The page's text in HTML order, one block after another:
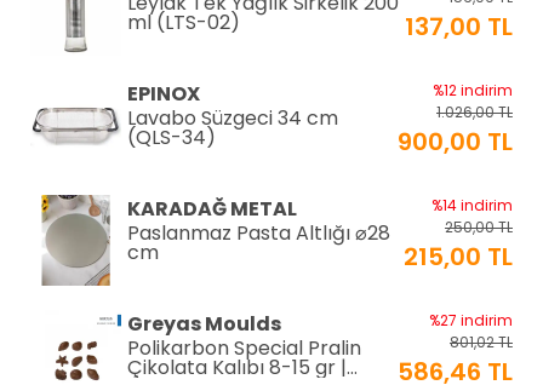
ml (LTS-02) 137,00 TL
EPINOX
Lavabo Süzgeci 34 cm
(QLS-34)
%12 indirim
1.026,00 TL
900,00 TL
KARADAĞ METAL
Paslanmaz Pasta Altlığı ⌀28
cm
%14 indirim
250,00 TL
215,00 TL
Greyas Moulds
Polikarbon Special Pralin
Çikolata Kalıbı 8-15 gr |
%27 indirim
801,02 TL
586,46 TL